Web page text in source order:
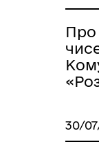
полеглих за
Про
30/